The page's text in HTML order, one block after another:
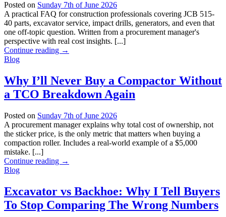
Posted on Sunday 7th of June 2026
A practical FAQ for construction professionals covering JCB 515-
40 parts, excavator service, impact drills, generators, and even that
one off-topic question. Written from a procurement manager's
perspective with real cost insights. [...]
Continue reading →
Blog
Why I’ll Never Buy a Compactor Without
a TCO Breakdown Again
Posted on Sunday 7th of June 2026
A procurement manager explains why total cost of ownership, not
the sticker price, is the only metric that matters when buying a
compaction roller. Includes a real-world example of a $5,000
mistake. [...]
Continue reading →
Blog
Excavator vs Backhoe: Why I Tell Buyers
To Stop Comparing The Wrong Numbers